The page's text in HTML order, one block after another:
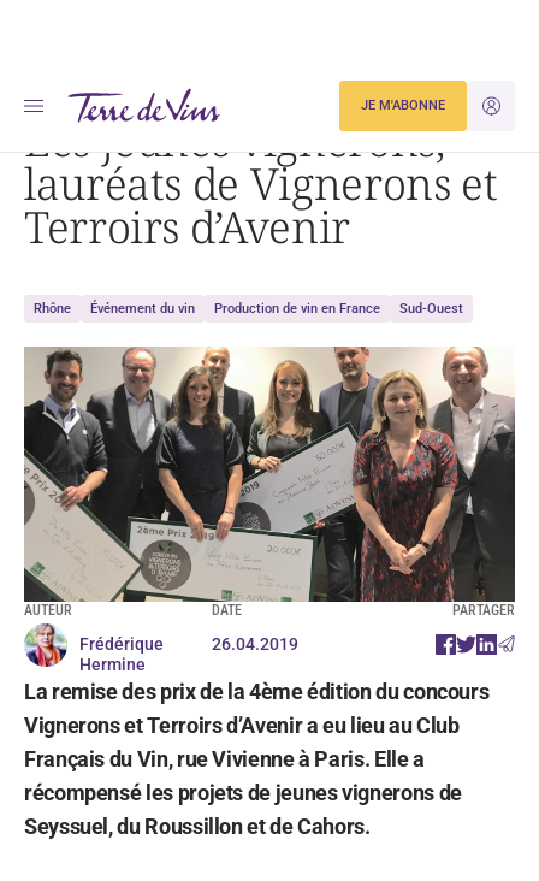
JE
JE M'ABONNE
Accueil Les jeunes vignerons, lauréats de Vignerons et Terroirs d’Avenir
Les jeunes vignerons,
lauréats de Vignerons et
Terroirs d’Avenir
Rhône Événement du vin Production de vin en France Sud-Ouest
AUTEUR
Frédérique
Hermine
DATE
26.04.2019
PARTAGER
La remise des prix de la 4ème édition du concours
Vignerons et Terroirs d’Avenir a eu lieu au Club
Français du Vin, rue Vivienne à Paris. Elle a
récompensé les projets de jeunes vignerons de
Seyssuel, du Roussillon et de Cahors.